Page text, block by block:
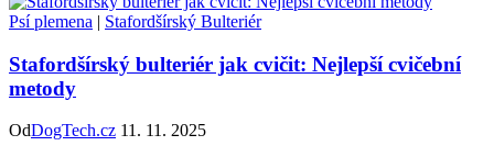
Psí plemena | Stafordšírský Bulteriér
Stafordšírský bulteriér jak cvičit: Nejlepší cvičební
metody
OdDogTech.cz 11. 11. 2025